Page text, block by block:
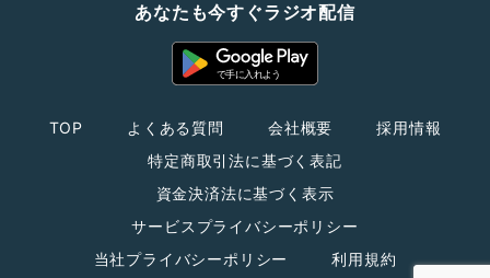
あなたも今すぐラジオ配信
TOP よくある質問 会社概要
採用情報
特定商取引法に基づく表記
資金決済法に基づく表示
サービスプライバシーポリシー
当社プライバシーポリシー
利用規約